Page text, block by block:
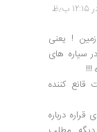
! یعنی
سیاره های
!!!
قانع کننده
درباره